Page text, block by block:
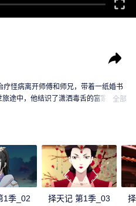
怪病离开师傅和师兄，带着一纸婚书
途中，他结识了潇洒毒舌的富家公全部
1季_02 择天记 第1季_03